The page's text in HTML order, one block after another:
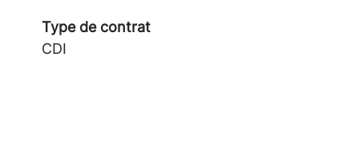
Type de contrat
CDI